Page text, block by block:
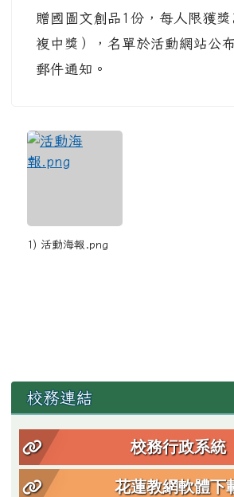
贈國圖文創品1份，每人限獲獎
複中獎），名單於活動網站公
郵件通知。
1) 活動海報.png
左邊區域內容
校務連結
校務行政系統
花蓮教網軟體下